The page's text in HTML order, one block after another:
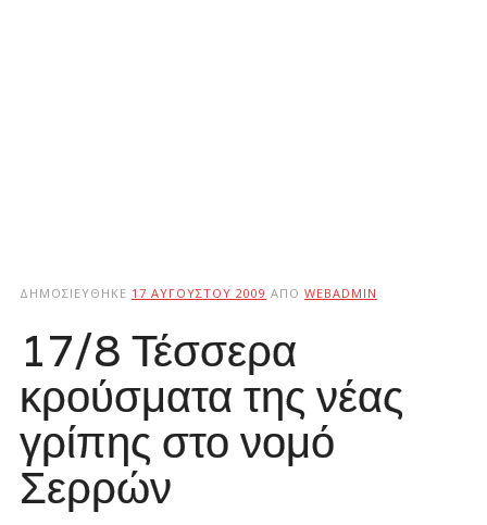
ΔΗΜΟΣΙΕΎΘΗΚΕ 17 ΑΥΓΟΎΣΤΟΥ 2009 ΑΠΌ WEBADMIN
17/8 Τέσσερα
κρούσματα της νέας
γρίπης στο νομό
Σερρών